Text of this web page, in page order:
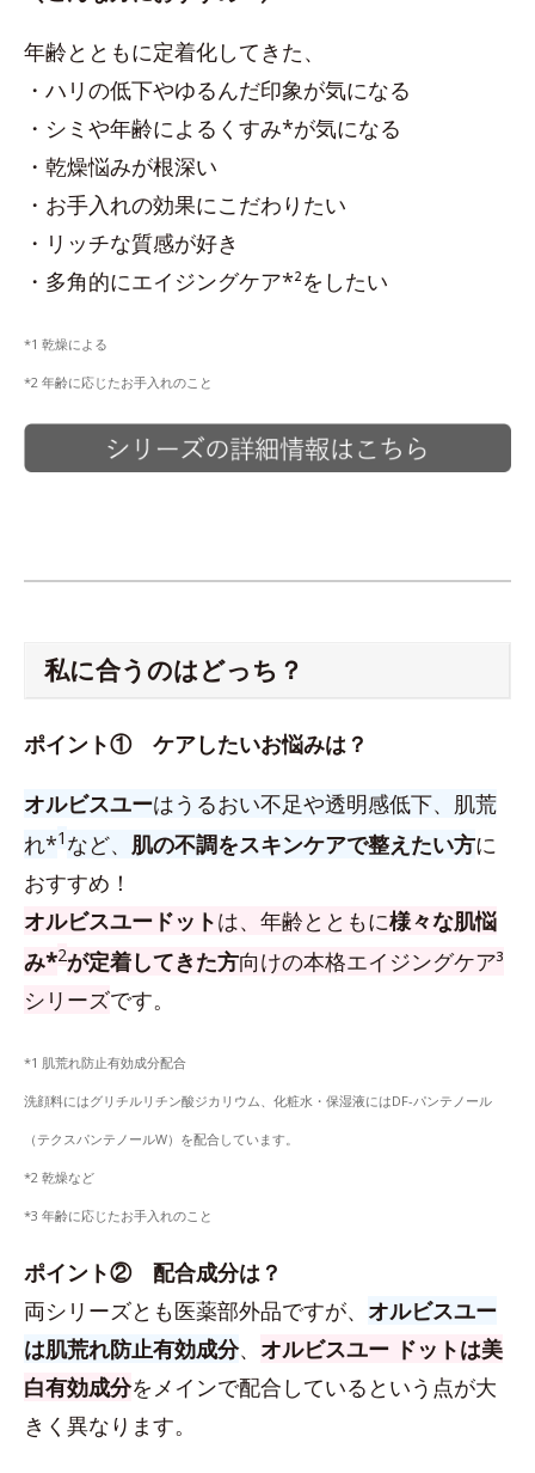
年齢とともに定着化してきた、
・ハリの低下やゆるんだ印象が気になる
・シミや年齢によるくすみ*が気になる
・乾燥悩みが根深い
・お手入れの効果にこだわりたい
・リッチな質感が好き
・多角的にエイジングケア*²をしたい
*1 乾燥による
*2 年齢に応じたお手入れのこと
私に合うのはどっち？
ポイント① ケアしたいお悩みは？
オルビスユーはうるおい不足や透明感低下、肌荒
れ*1 など、 肌の不調をスキンケアで整えたい方に
おすすめ！
オルビスユードットは、年齢とともに様々な肌悩
み*2が定着してきた方向けの本格エイジングケア³
シリーズです。
*1 肌荒れ防止有効成分配合
洗顔料にはグリチルリチン酸ジカリウム、化粧水・保湿液にはDF-パンテノール
（テクスパンテノールW）を配合しています。
*2 乾燥など
*3 年齢に応じたお手入れのこと
ポイント② 配合成分は？
両シリーズとも医薬部外品ですが、 オルビスユー
は肌荒れ防止有効成分、 オルビスユー ドットは美
白有効成分をメインで配合しているという点が大
きく異なります。